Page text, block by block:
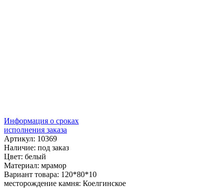
Информация о сроках
исполнения заказа
Артикул: 10369
Наличие: под заказ
Цвет: белый
Материал: мрамор
Вариант товара: 120*80*10
месторождение камня: Коелгинское